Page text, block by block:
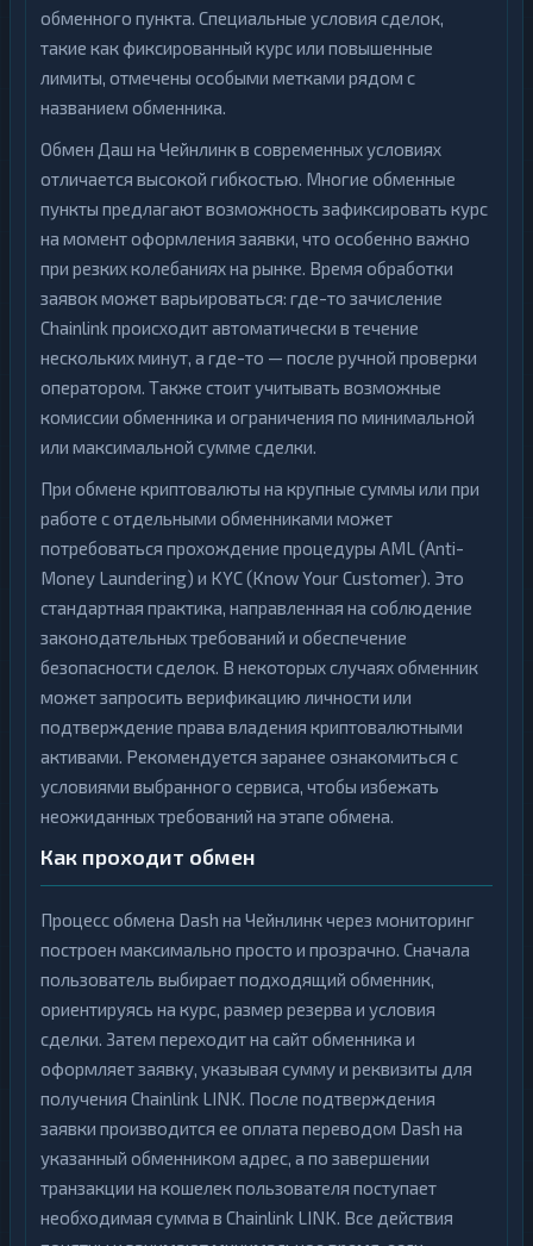
обменного пункта. Специальные условия сделок,
такие как фиксированный курс или повышенные
лимиты, отмечены особыми метками рядом с
названием обменника.
Обмен Даш на Чейнлинк в современных условиях
отличается высокой гибкостью. Многие обменные
пункты предлагают возможность зафиксировать курс
на момент оформления заявки, что особенно важно
при резких колебаниях на рынке. Время обработки
заявок может варьироваться: где-то зачисление
Chainlink происходит автоматически в течение
нескольких минут, а где-то — после ручной проверки
оператором. Также стоит учитывать возможные
комиссии обменника и ограничения по минимальной
или максимальной сумме сделки.
При обмене криптовалюты на крупные суммы или при
работе с отдельными обменниками может
потребоваться прохождение процедуры AML (Anti-
Money Laundering) и KYC (Know Your Customer). Это
стандартная практика, направленная на соблюдение
законодательных требований и обеспечение
безопасности сделок. В некоторых случаях обменник
может запросить верификацию личности или
подтверждение права владения криптовалютными
активами. Рекомендуется заранее ознакомиться с
условиями выбранного сервиса, чтобы избежать
неожиданных требований на этапе обмена.
Как проходит обмен
Процесс обмена Dash на Чейнлинк через мониторинг
построен максимально просто и прозрачно. Сначала
пользователь выбирает подходящий обменник,
ориентируясь на курс, размер резерва и условия
сделки. Затем переходит на сайт обменника и
оформляет заявку, указывая сумму и реквизиты для
получения Chainlink LINK. После подтверждения
заявки производится ее оплата переводом Dash на
указанный обменником адрес, а по завершении
транзакции на кошелек пользователя поступает
необходимая сумма в Chainlink LINK. Все действия